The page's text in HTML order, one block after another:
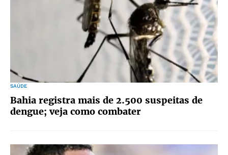
SAÚDE
Bahia registra mais de 2.500 suspeitas de
dengue; veja como combater